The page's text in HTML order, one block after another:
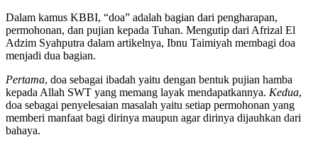
Dalam kamus KBBI, “doa” adalah bagian dari pengharapan,
permohonan, dan pujian kepada Tuhan. Mengutip dari Afrizal El
Adzim Syahputra dalam artikelnya, Ibnu Taimiyah membagi doa
menjadi dua bagian.
Pertama, doa sebagai ibadah yaitu dengan bentuk pujian hamba
kepada Allah SWT yang memang layak mendapatkannya. Kedua,
doa sebagai penyelesaian masalah yaitu setiap permohonan yang
memberi manfaat bagi dirinya maupun agar dirinya dijauhkan dari
bahaya.